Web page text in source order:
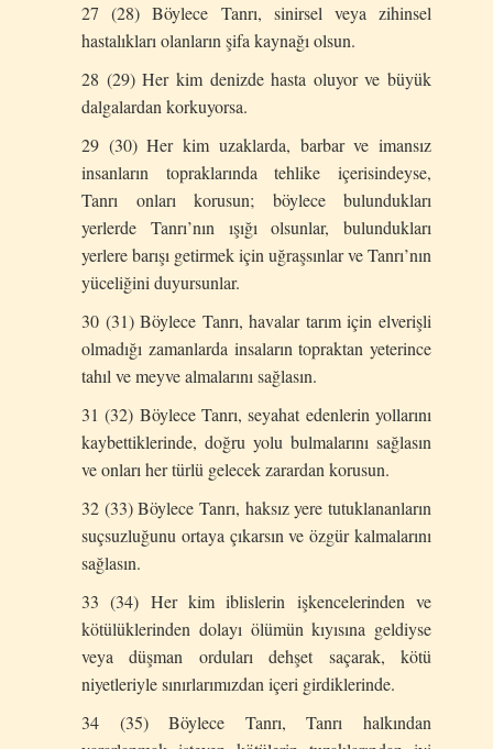
27 (28) Böylece Tanrı, sinirsel veya zihinsel
hastalıkları olanların şifa kaynağı olsun.
28 (29) Her kim denizde hasta oluyor ve büyük
dalgalardan korkuyorsa.
29 (30) Her kim uzaklarda, barbar ve imansız
insanların topraklarında tehlike içerisindeyse,
Tanrı onları korusun; böylece bulundukları
yerlerde Tanrı’nın ışığı olsunlar, bulundukları
yerlere barışı getirmek için uğraşsınlar ve Tanrı’nın
yüceliğini duyursunlar.
30 (31) Böylece Tanrı, havalar tarım için elverişli
olmadığı zamanlarda insaların topraktan yeterince
tahıl ve meyve almalarını sağlasın.
31 (32) Böylece Tanrı, seyahat edenlerin yollarını
kaybettiklerinde, doğru yolu bulmalarını sağlasın
ve onları her türlü gelecek zarardan korusun.
32 (33) Böylece Tanrı, haksız yere tutuklananların
suçsuzluğunu ortaya çıkarsın ve özgür kalmalarını
sağlasın.
33 (34) Her kim iblislerin işkencelerinden ve
kötülüklerinden dolayı ölümün kıyısına geldiyse
veya düşman orduları dehşet saçarak, kötü
niyetleriyle sınırlarımızdan içeri girdiklerinde.
34 (35) Böylece Tanrı, Tanrı halkından